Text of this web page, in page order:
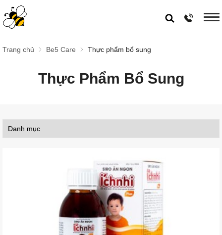
Trang chủ Be5 Care Thực phẩm bổ sung
Thực Phẩm Bổ Sung